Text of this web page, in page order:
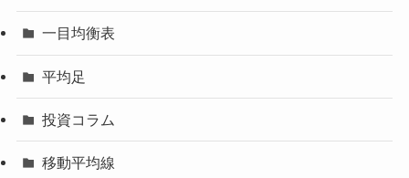
一目均衡表
平均足
投資コラム
移動平均線